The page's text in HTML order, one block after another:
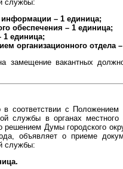
службы:
информации – 1 единица;
обеспечения – 1 единица;
1 единица;
организационного отдела
замещение вакантных
в соответствии с
службы в органах местного
решением Думы городского
объявляет о приеме
службы: